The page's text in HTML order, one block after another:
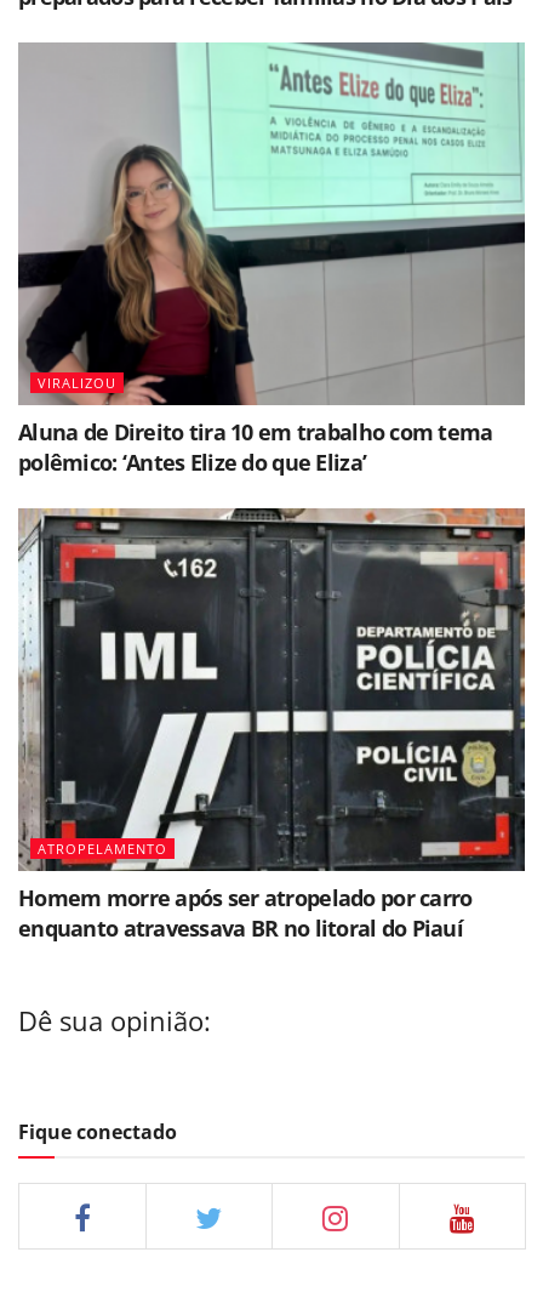
VIRALIZOU
Aluna de Direito tira 10 em trabalho com tema
polêmico: ‘Antes Elize do que Eliza’
ATROPELAMENTO
Homem morre após ser atropelado por carro
enquanto atravessava BR no litoral do Piauí
Dê sua opinião:
Fique conectado